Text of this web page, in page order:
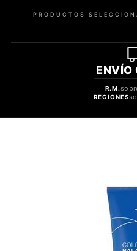
PRODUCTOS
ENVÍO
R.M.
REGIONES